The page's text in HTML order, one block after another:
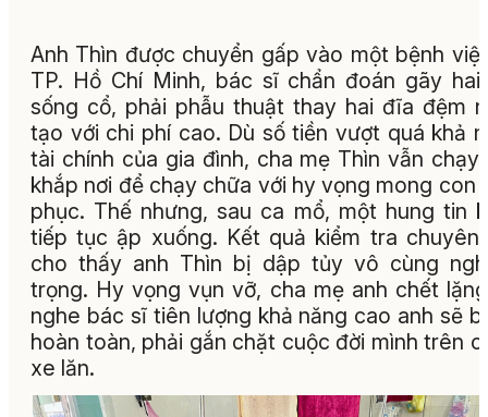
Anh Thìn được chuyển gấp vào một bệnh
TP. Hồ Chí Minh, bác sĩ chẩn đoán gãy
sống cổ, phải phẫu thuật thay hai đĩa đệm
tạo với chi phí cao. Dù số tiền vượt quá khả
tài chính của gia đình, cha mẹ Thìn vẫn chạy
khắp nơi để chạy chữa với hy vọng mong con
phục. Thế nhưng, sau ca mổ, một hung tin
tiếp tục ập xuống. Kết quả kiểm tra chuyên
cho thấy anh Thìn bị dập tủy vô cùng
trọng. Hy vọng vụn vỡ, cha mẹ anh chết
nghe bác sĩ tiên lượng khả năng cao anh sẽ
hoàn toàn, phải gắn chặt cuộc đời mình trên
xe lăn.